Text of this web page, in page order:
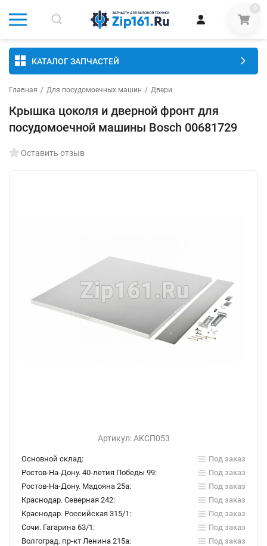
0
КАТАЛОГ ЗАПЧАСТЕЙ
Главная / Для посудомоечных машин / Двери
Крышка цоколя и дверной фронт для
посудомоечной машины Bosch 00681729
Оставить отзыв
Артикул:АКСП053
Основной склад:
Под заказ
Ростов-На-Дону. 40-летия Победы 99:
Под заказ
Ростов-На-Дону. Мадояна 25а:
Под заказ
Краснодар. Северная 242:
Под заказ
Краснодар. Российская 315/1:
Под заказ
Сочи. Гагарина 63/1:
Под заказ
Волгоград. пр-кт Ленина 215а:
Под заказ